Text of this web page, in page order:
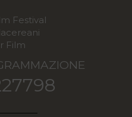
Festival
Film